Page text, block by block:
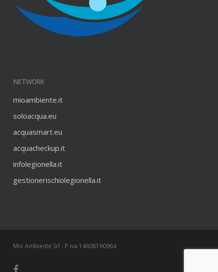
NETWORK
mioambiente.it
soloacqua.eu
acquasmart.eu
acquacheckup.it
infolegionella.it
gestionerischiolegionella.it
Mio Ambiente Srl - P.iva 14608190964
facebook